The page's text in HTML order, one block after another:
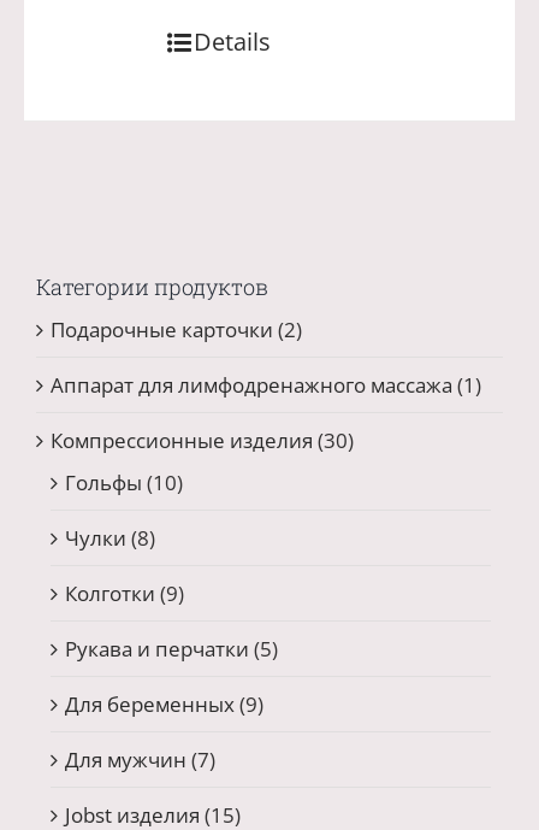
Details
Категории продуктов
Подарочные карточки (2)
Аппарат для лимфодренажного массажа (1)
Компрессионные изделия (30)
Гольфы (10)
Чулки (8)
Колготки (9)
Рукава и перчатки (5)
Для беременных(9)
Для мужчин (7)
Jobst изделия (15)